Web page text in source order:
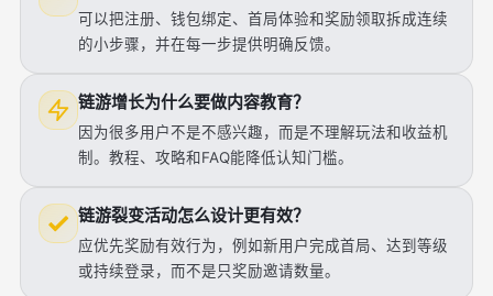
可以把注册、钱包绑定、首局体验和奖励领取拆成连续
的小步骤，并在每一步提供明确反馈。
链游增长为什么要做内容教育？
因为很多用户不是不感兴趣，而是不理解玩法和收益机
制。教程、攻略和FAQ能降低认知门槛。
链游裂变活动怎么设计更有效？
应优先奖励有效行为，例如新用户完成首局、达到等级
或持续登录，而不是只奖励邀请数量。